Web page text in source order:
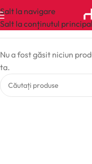
Salt la navigare
Salt la conținutul principal
Nu a fost găsit niciun
ta.